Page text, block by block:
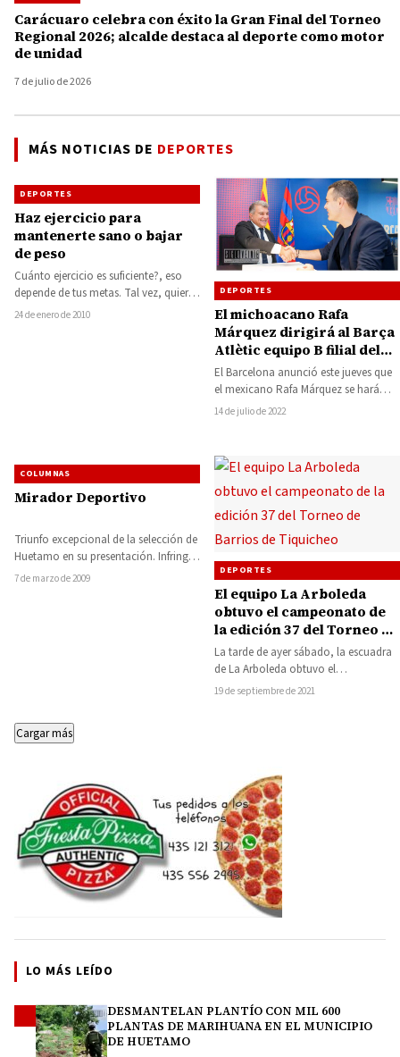
Carácuaro celebra con éxito la Gran Final del Torneo
Regional 2026; alcalde destaca al deporte como motor
de unidad
7 de julio de 2026
MÁS NOTICIAS DE DEPORTES
DEPORTES
Haz ejercicio para
mantenerte sano o bajar
de peso
Cuánto ejercicio es suficiente?, eso
depende de tus metas. Tal vez, quieras
hacer ejercicio sólo para mantenerte
24 de enero de 2010
DEPORTES
El michoacano Rafa
Márquez dirigirá al Barça
Atlètic equipo B filial del
Barcelona
El Barcelona anunció este jueves que
el mexicano Rafa Márquez se hará
cargo del equipo filial con un…
14 de julio de 2022
COLUMNAS
Mirador Deportivo
Triunfo excepcional de la selección de
Huetamo en su presentación. Infringen
el reglamento en la Liga Municipal
7 de marzo de 2009
DEPORTES
El equipo La Arboleda
obtuvo el campeonato de
la edición 37 del Torneo de
Barrios de Tiquicheo
La tarde de ayer sábado, la escuadra
de La Arboleda obtuvo el
campeonato en la edición 37 del…
19 de septiembre de 2021
Cargar más
LO MÁS LEÍDO
DESMANTELAN PLANTÍO CON MIL 600
PLANTAS DE MARIHUANA EN EL MUNICIPIO
DE HUETAMO